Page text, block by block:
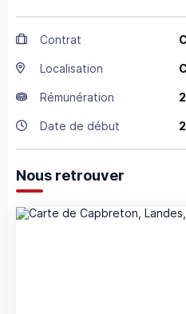
Contrat
Localisation
Rémunération
Date de début
Nous retrouver